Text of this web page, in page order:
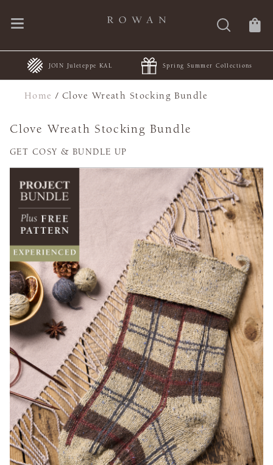
JOIN Juleteppe KAL Spring Summer Collections
Home /Clove Wreath Stocking Bundle
Clove Wreath Stocking Bundle
GET COSY & BUNDLE UP